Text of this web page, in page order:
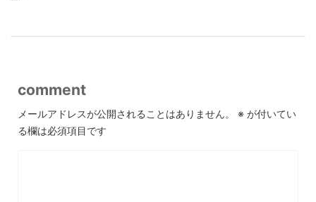
comment
メールアドレスが公開されることはありません。 ※ が付いてい
る欄は必須項目です